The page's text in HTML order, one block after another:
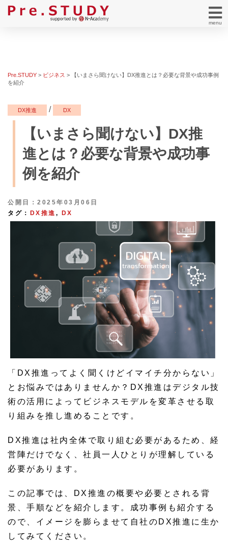
menu
Pre.STUDY > ビジネス >
【いまさら聞けない】DX推進とは？必要な背景や成功事例
を紹介
DX推進 / DX
【いまさら聞けない】DX推
進とは？必要な背景や成功事
例を紹介
公開日：2025年03月06日
タグ：
DX推進 , DX
「DX推進ってよく聞くけどイマイチ分からない」
とお悩みではありませんか？DX推進はデジタル技
術の活用によってビジネスモデルを変革させる取
り組みを推し進めることです。
DX推進は社内全体で取り組む必要があるため、経
営陣だけでなく、社員一人ひとりが理解している
必要があります。
この記事では、DX推進の概要や必要とされる背
景、手順などを紹介します。成功事例も紹介する
ので、イメージを膨らませて自社のDX推進に生か
してみてください。